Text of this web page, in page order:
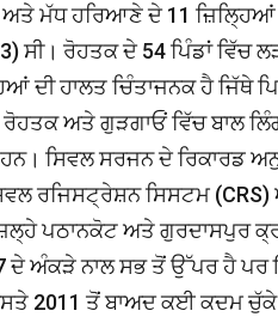
ਮੱਧ ਹਰਿਆਣੇ ਦੇ 11 ਜ਼ਿਲ੍ਹਿਆਂ
ਸੀ। ਰੋਹਤਕ ਦੇ 54 ਪਿੰਡਾਂ
ਦੀ ਹਾਲਤ ਚਿੰਤਾਜਨਕ ਹੈ ਜਿੱਥੇ
ਰੋਹਤਕ ਅਤੇ ਗੁੜਗਾਓਂ ਵਿੱਚ ਬਾਲ
ਸਿਵਲ ਸਰਜਨ ਦੇ ਰਿਕਾਰਡ
ਰਜਿਸਟ੍ਰੇਸ਼ਨ ਸਿਸਟਮ (CRS)
ਪਠਾਨਕੋਟ ਅਤੇ ਗੁਰਦਾਸਪੁਰ
ਦੇ ਅੰਕੜੇ ਨਾਲ ਸਭ ਤੋਂ ਉੱਪਰ ਹੈ ਪਰ
2011 ਤੋਂ ਬਾਅਦ ਕਈ ਕਦਮ